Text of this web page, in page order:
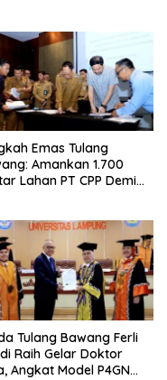
Emas Tulang
Amankan 1.700
Lahan PT CPP Demi
Tulang Bawang Ferli
Raih Gelar Doktor
Angkat Model P4GN